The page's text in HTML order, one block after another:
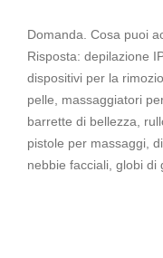
Domanda. Cosa puoi
Risposta: depilazione
dispositivi per la
pelle, massaggiatori
barrette di bellezza,
pistole per massaggi,
nebbie facciali, globi di